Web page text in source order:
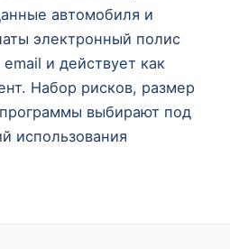
автомобиля и
электронный полис
и действует как
Набор рисков, размер
выбирают под
использования